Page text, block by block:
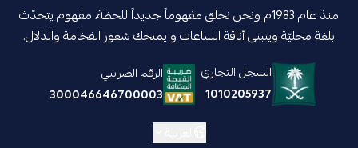
منذ عام 1983م ونحن نخلق مفهوماً جديداً للحظة، مفهوم يتحدّث
بلغة محليّة ويتبنى أناقة الساعات و يمنحك شعور الفخامة والدلال.
السجل التجاري
1010205937
الرقم الضريبي
300046646700003